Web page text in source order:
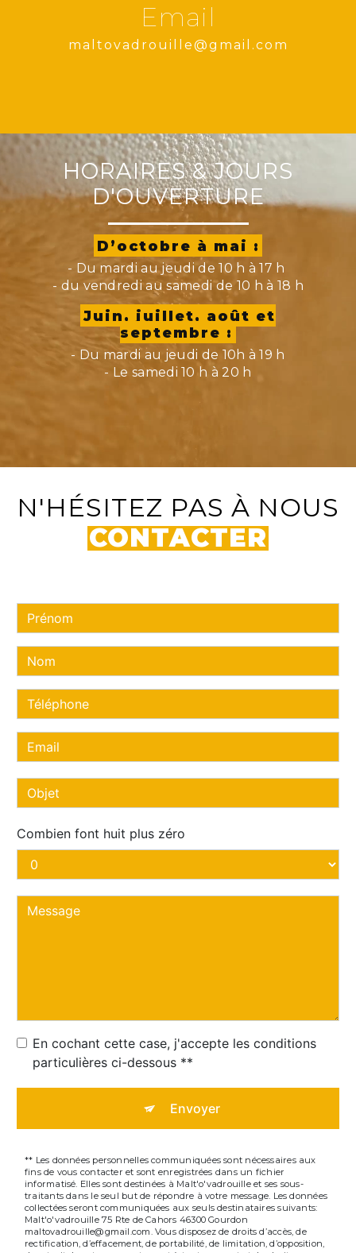
Email
maltovadrouille@gmail.com
HORAIRES & JOURS
D'OUVERTURE
D’octobre à mai :
- Du mardi au jeudi de 10 h à 17 h
- du vendredi au samedi de 10 h à 18 h
Juin, juillet, août et
septembre :
- Du mardi au jeudi de 10h à 19 h
- Le samedi 10 h à 20 h
N'HÉSITEZ PAS À NOUS
CONTACTER
Combien font huit plus zéro
En cochant cette case, j'accepte les conditions
particulières ci-dessous **
Envoyer
** Les données personnelles communiquées sont nécessaires aux
fins de vous contacter et sont enregistrées dans un fichier
informatisé. Elles sont destinées à Malt'o'vadrouille et ses sous-
traitants dans le seul but de répondre à votre message. Les données
collectées seront communiquées aux seuls destinataires suivants:
Malt'o'vadrouille 75 Rte de Cahors 46300 Gourdon
maltovadrouille@gmail.com. Vous disposez de droits d’accès, de
rectification, d’effacement, de portabilité, de limitation, d’opposition,